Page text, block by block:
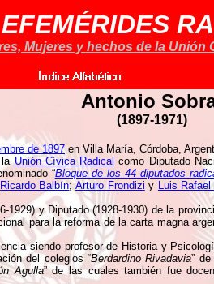
EFEMÉRIDES
Mujeres y hechos de la Unión
Antonio
(1897-1971)
de 1897en Villa María, Córdoba,
laUnión Cívica Radical como Diputado
“Bloque de los 44 diputados
Ricardo Balbín;Arturo Frondizi y Luis Rafael
1929) y Diputado (1928-1930) de la
para la reforma de la carta magna
siendo profesor de Historia y
del colegios “Berdardino Rivadavia”
Agulla” de las cuales también fue